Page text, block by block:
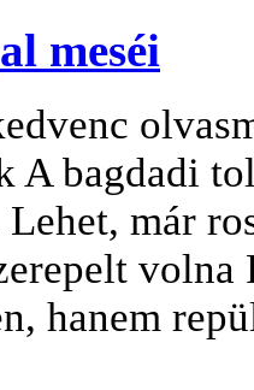
meséi
A bagdadi
már
hanem